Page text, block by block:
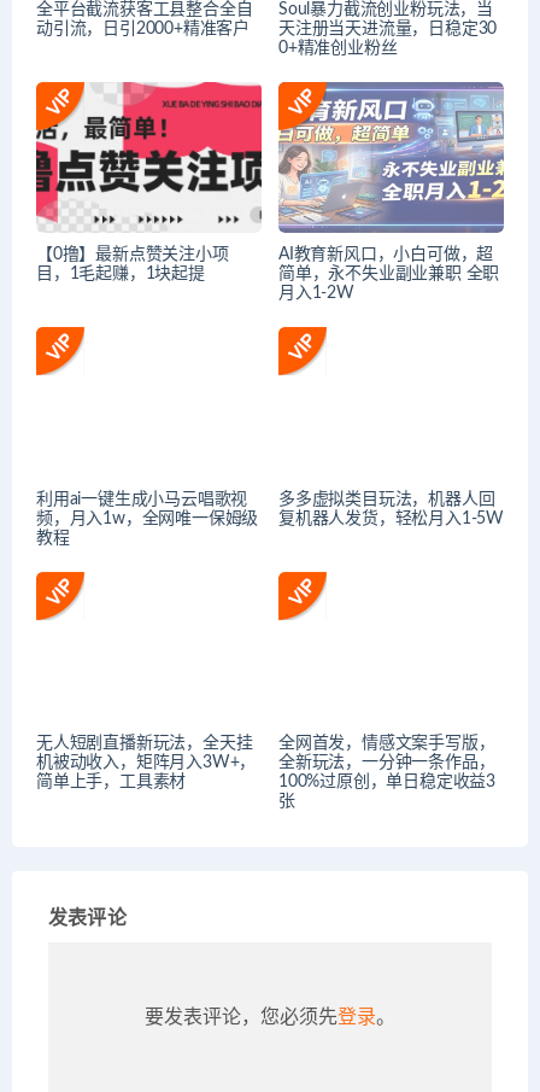
全平台截流获客工县整合全自
动引流，日引2000+精准客户
Soul暴力截流创业粉玩法，当
天注册当天进流量，日稳定30
0+精准创业粉丝
【0撸】最新点赞关注小项
目，1毛起赚，1块起提
AI教育新风口，小白可做，超
简单，永不失业副业兼职 全职
月入1-2W
利用ai一键生成小马云唱歌视
频，月入1w，全网唯一保姆级
教程
多多虚拟类目玩法，机器人回
复机器人发货，轻松月入1-5W
无人短剧直播新玩法，全天挂
机被动收入，矩阵月入3W+，
简单上手，工具素材
全网首发，情感文案手写版，
全新玩法，一分钟一条作品，
100%过原创，单日稳定收益3
张
发表评论
要发表评论，您必须先登录。